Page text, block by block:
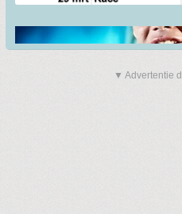
▼ Advertentie